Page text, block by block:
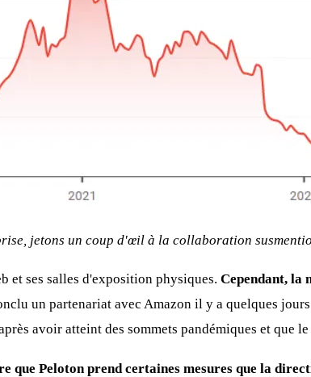
jetons un coup d'œil à la collaboration
et ses salles d'exposition physiques. Cependant, la
un partenariat avec Amazon il y a quelques
avoir atteint des sommets pandémiques et que
que Peloton prend certaines mesures que la